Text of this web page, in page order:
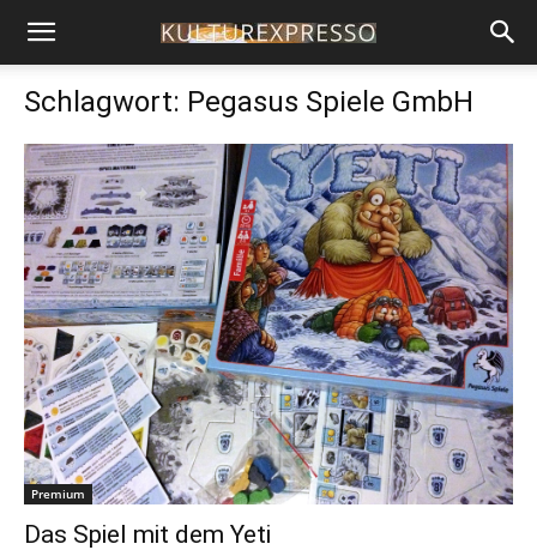
Schlagwort: Pegasus Spiele GmbH
Premium
Das Spiel mit dem Yeti